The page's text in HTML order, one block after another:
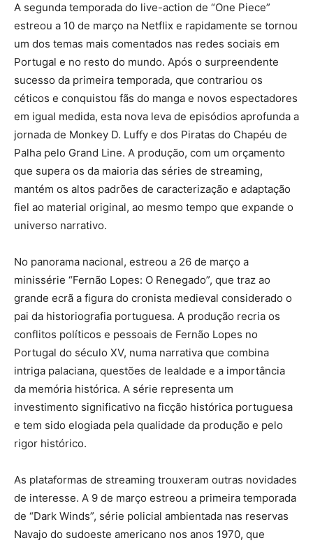
A segunda temporada do live-action de “One Piece”
estreou a 10 de março na Netflix e rapidamente se tornou
um dos temas mais comentados nas redes sociais em
Portugal e no resto do mundo. Após o surpreendente
sucesso da primeira temporada, que contrariou os
céticos e conquistou fãs do manga e novos espectadores
em igual medida, esta nova leva de episódios aprofunda a
jornada de Monkey D. Luffy e dos Piratas do Chapéu de
Palha pelo Grand Line. A produção, com um orçamento
que supera os da maioria das séries de streaming,
mantém os altos padrões de caracterização e adaptação
fiel ao material original, ao mesmo tempo que expande o
universo narrativo.
No panorama nacional, estreou a 26 de março a
minissérie “Fernão Lopes: O Renegado”, que traz ao
grande ecrã a figura do cronista medieval considerado o
pai da historiografia portuguesa. A produção recria os
conflitos políticos e pessoais de Fernão Lopes no
Portugal do século XV, numa narrativa que combina
intriga palaciana, questões de lealdade e a importância
da memória histórica. A série representa um
investimento significativo na ficção histórica portuguesa
e tem sido elogiada pela qualidade da produção e pelo
rigor histórico.
As plataformas de streaming trouxeram outras novidades
de interesse. A 9 de março estreou a primeira temporada
de “Dark Winds”, série policial ambientada nas reservas
Navajo do sudoeste americano nos anos 1970, que